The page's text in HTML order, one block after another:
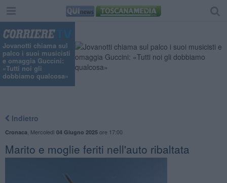
Jovanotti chiama sul
palco i suoi musicisti
e omaggia Guccini:
«Tutti noi gli
dobbiamo qualcosa»
Indietro
Cronaca Mercoledì 04 Giugno 2025ore 17:00
Marito e moglie feriti nell'auto ribaltata